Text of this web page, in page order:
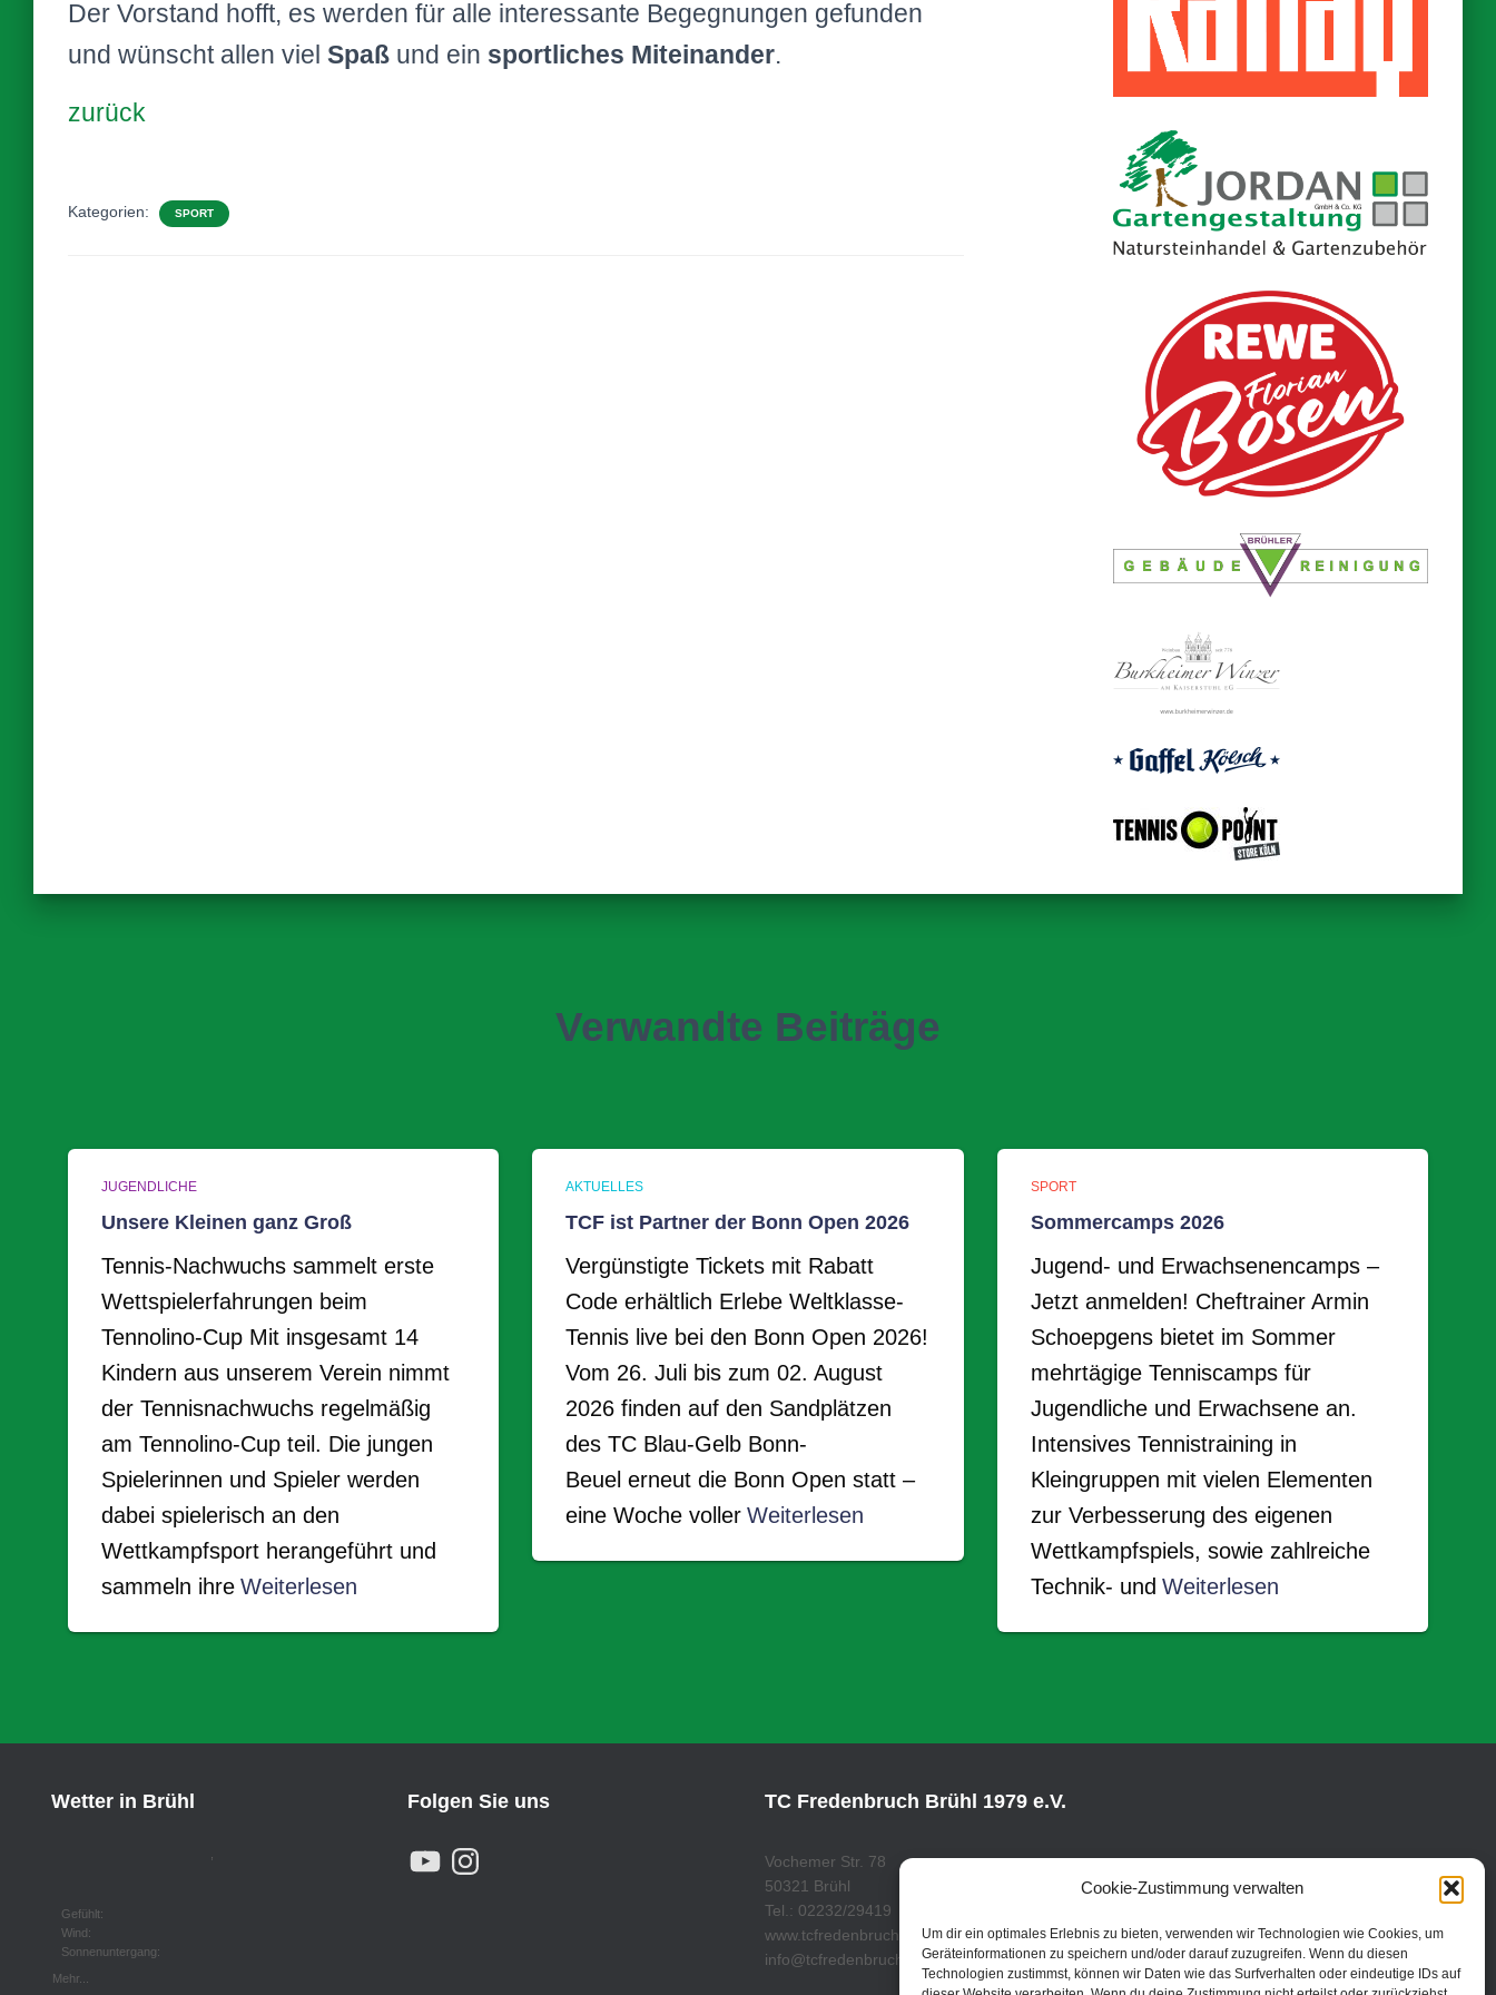
Cookie-Zustimmung verwalten
Um dir ein optimales Erlebnis zu bieten, verwenden wir Technologien wie Cookies, um
Geräteinformationen zu speichern und/oder darauf zuzugreifen. Wenn du diesen
Technologien zustimmst, können wir Daten wie das Surfverhalten oder eindeutige IDs auf
Der Vorstand hofft, es werden für alle interessante Begegnungen gefunden
und wünscht allen viel Spaßund ein sportliches Miteinander.
zurück
Kategorien: SPORT
Verwandte Beiträge
JUGENDLICHE
Unsere Kleinen ganz Groß
Tennis-Nachwuchs sammelt erste
Wettspielerfahrungen beim
Tennolino-Cup Mit insgesamt 14
Kindern aus unserem Verein nimmt
der Tennisnachwuchs regelmäßig
am Tennolino-Cup teil. Die jungen
Spielerinnen und Spieler werden
dabei spielerisch an den
Wettkampfsport herangeführt und
sammeln ihre Weiterlesen
AKTUELLES
TCF ist Partner der Bonn Open 2026
Vergünstigte Tickets mit Rabatt
Code erhältlich Erlebe Weltklasse-
Tennis live bei den Bonn Open 2026!
Vom 26. Juli bis zum 02. August
2026 finden auf den Sandplätzen
des TC Blau-Gelb Bonn-
Beuel erneut die Bonn Open statt –
eine Woche voller Weiterlesen
SPORT
Sommercamps 2026
Jugend- und Erwachsenencamps –
Jetzt anmelden! Cheftrainer Armin
Schoepgens bietet im Sommer
mehrtägige Tenniscamps für
Jugendliche und Erwachsene an.
Intensives Tennistraining in
Kleingruppen mit vielen Elementen
zur Verbesserung des eigenen
Wettkampfspiels, sowie zahlreiche
Technik- und Weiterlesen
Wetter in Brühl
,
Gefühlt:
Wind:
Sonnenuntergang:
Mehr...
Folgen Sie uns
Y
O
N
TC Fredenbruch Brühl 1979 e.V.
Vochemer Str. 78
50321 Brühl
Tel.: 02232/29419
www.tcfredenbruch.de
info@tcfredenbruch.de